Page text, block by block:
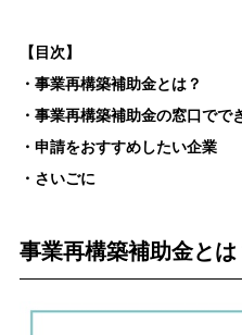
【目次】
・事業再構築補助金とは？
・事業再構築補助金の窓口でで
・申請をおすすめしたい企業
・さいごに
事業再構築補助金とは